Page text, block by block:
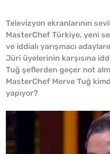
Televizyon ekranlarının
MasterChef Türkiye, yeni
ve iddialı yarışmacı
Jüri üyelerinin karşısına
Tuğ şeflerden geçer not
MasterChef Merve Tuğ
yapıyor?